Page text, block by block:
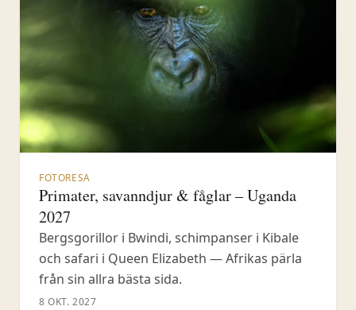
FOTORESA
Primater, savanndjur & fåglar – Uganda
2027
Bergsgorillor i Bwindi, schimpanser i Kibale
och safari i Queen Elizabeth — Afrikas pärla
från sin allra bästa sida.
8 OKT. 2027